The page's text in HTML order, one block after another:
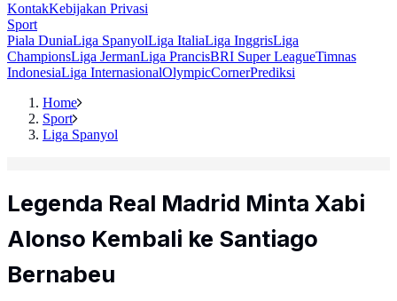
KontakKebijakan Privasi
Sport
Piala DuniaLiga SpanyolLiga ItaliaLiga InggrisLiga
ChampionsLiga JermanLiga PrancisBRI Super LeagueTimnas
IndonesiaLiga InternasionalOlympicCornerPrediksi
Home
Sport
Liga Spanyol
Legenda Real Madrid Minta Xabi
Alonso Kembali ke Santiago
Bernabeu